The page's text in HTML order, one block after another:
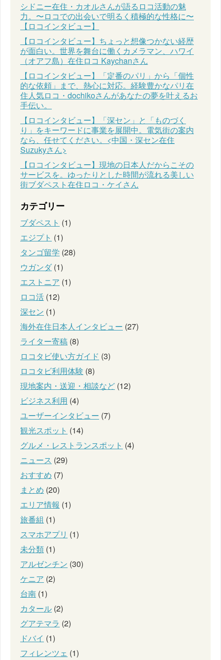
シドニー在住・カオルさんが語るロコ活動の魅
力。〜ロコでの出会いで明るく積極的な性格に〜
【ロコインタビュー】
【ロコインタビュー】ちょっと想像つかない経歴
が面白い。世界を舞台に働くカメラマン、ハワイ
（オアフ島）在住ロコ Kaychanさん
【ロコインタビュー】「定番のパリ」から「個性
的な依頼」まで、熱心に対応。経験豊かなパリ在
住人気ロコ・dochikoさんがあなたの夢を叶えるお
手伝い。
【ロコインタビュー】「深セン」と「ものづく
り」をキーワードに事業を展開中。電気街の案内
なら、任せてください。<中国・深セン在住
Suzukyさん>
【ロコインタビュー】現地の日本人だからこその
サービスを。ゆったりとした時間が流れる美しい
街ブダペスト在住ロコ・ケイさん
カテゴリー
ブダペスト (1)
エジプト (1)
タンゴ留学 (28)
ウガンダ(1)
エストニア (1)
ロコ活 (12)
深セン (1)
海外在住日本人インタビュー (27)
ライター寄稿 (8)
ロコタビ使い方ガイド (3)
ロコタビ利用体験 (8)
現地案内・送迎・相談など (12)
ビジネス利用 (4)
ユーザーインタビュー (7)
観光スポット (14)
グルメ・レストランスポット (4)
ニュース (29)
おすすめ (7)
まとめ (20)
エリア情報 (1)
旅番組 (1)
スマホアプリ (1)
未分類 (1)
アルゼンチン (30)
ケニア (2)
台南 (1)
カタール (2)
グアテマラ (2)
ドバイ (1)
フィレンツェ (1)